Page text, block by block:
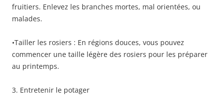
fruitiers. Enlevez les branches mortes, mal orientées, ou
malades.
•Tailler les rosiers : En régions douces, vous pouvez
commencer une taille légère des rosiers pour les préparer
au printemps.
3. Entretenir le potager